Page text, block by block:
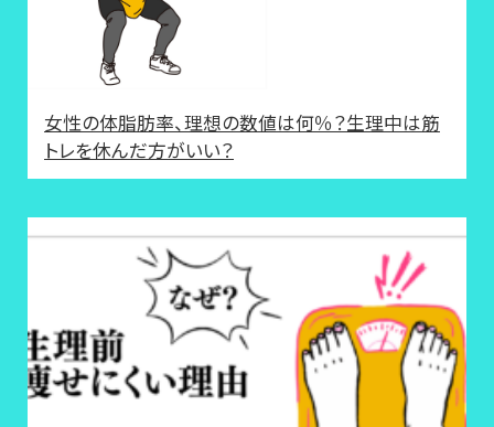
女性の体脂肪率、理想の数値は何％？生理中は筋
トレを休んだ方がいい？